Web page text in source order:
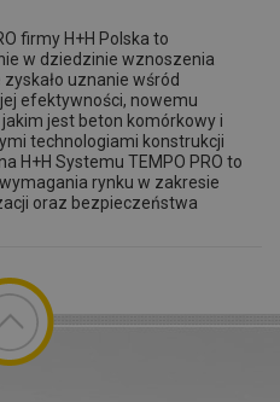
firmy H+H Polska to
w dziedzinie wznoszenia
uznanie wśród
efektywności, nowemu
jest beton komórkowy i
technologiami konstrukcji
H+H Systemu TEMPO PRO to
rynku w zakresie
oraz bezpieczeństwa